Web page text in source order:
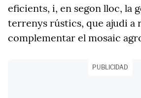
eficients, i, en segon lloc, la
terrenys rústics, que ajudi a
complementar el mosaic
PUBLICIDAD